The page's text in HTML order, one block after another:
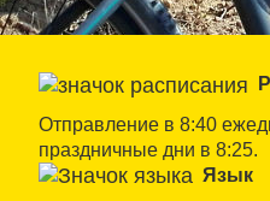
Отправление в 8:40
праздничные дни в 8:25.
Язык